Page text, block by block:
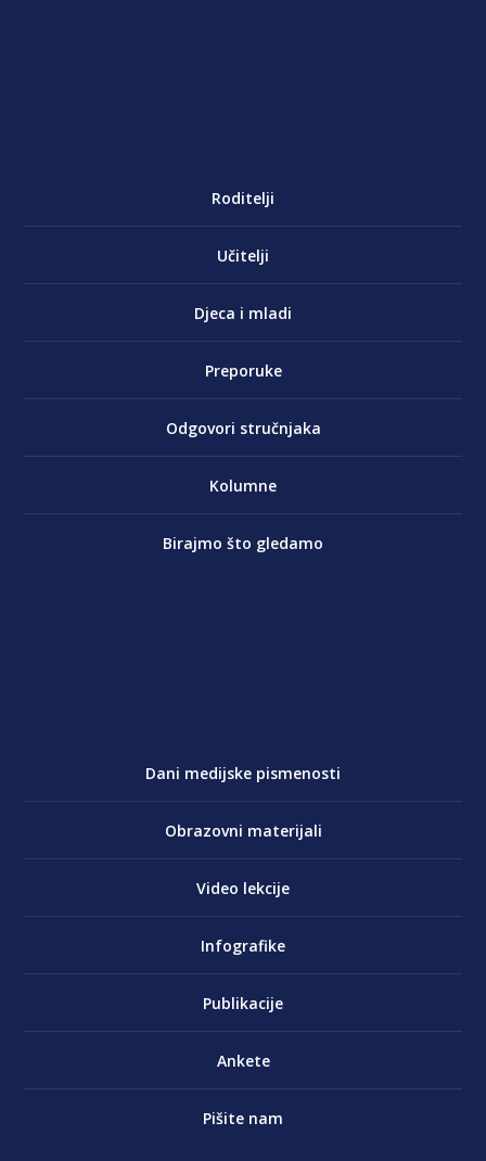
Roditelji
Učitelji
Djeca i mladi
Preporuke
Odgovori stručnjaka
Kolumne
Birajmo što gledamo
Dani medijske pismenosti
Obrazovni materijali
Video lekcije
Infografike
Publikacije
Ankete
Pišite nam